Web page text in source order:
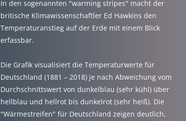
In den sogenannten "warming stripes" macht der
britische Klimawissenschaftler Ed Hawkins den
Temperaturanstieg auf der Erde mit einem Blick
erfassbar.
Die Grafik visualisiert die Temperaturwerte für
Deutschland (1881 – 2018) je nach Abweichung vom
Durchschnittswert von dunkelblau (sehr kühl) über
hellblau und hellrot bis dunkelrot (sehr heiß). Die
"Wärmestreifen" für Deutschland zeigen deutlich,